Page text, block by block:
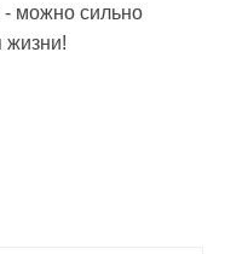
- можно сильно
жизни!